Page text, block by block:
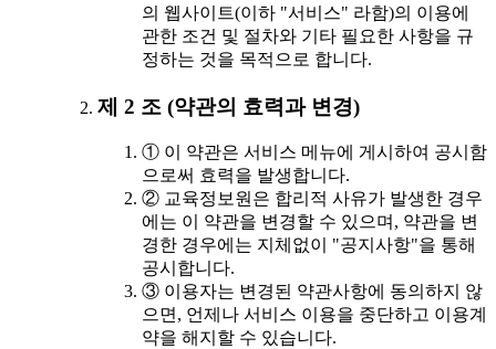
의 웹사이트(이하 "서비스" 라함)의 이용에
관한 조건 및 절차와 기타 필요한 사항을 규
정하는 것을 목적으로 합니다.
제 2 조 (약관의 효력과 변경)
① 이 약관은 서비스 메뉴에 게시하여 공시함
으로써 효력을 발생합니다.
② 교육정보원은 합리적 사유가 발생한 경우
에는 이 약관을 변경할 수 있으며, 약관을 변
경한 경우에는 지체없이 "공지사항"을 통해
공시합니다.
③ 이용자는 변경된 약관사항에 동의하지 않
으면, 언제나 서비스 이용을 중단하고 이용계
약을 해지할 수 있습니다.